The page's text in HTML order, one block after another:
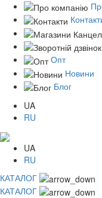
Опт
Новини
Блог
UA
RU
UA
RU
КАТАЛОГ
КАТАЛОГ